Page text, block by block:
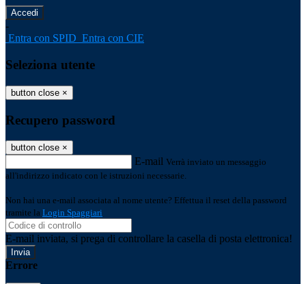
-
Entra con SPID Entra con CIE
Seleziona utente
button close ×
Recupero password
button close ×
E-mail Verrà inviato un messaggio
all'indirizzo indicato con le istruzioni necessarie.
Non hai una e-mail associata al nome utente? Effettua il reset della password
tramite la Login Spaggiari
E-mail inviata, si prega di controllare la casella di posta elettronica!
Errore